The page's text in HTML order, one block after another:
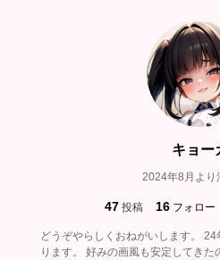
キョー
2024年8月より
47 投稿 16 フォロー
どうぞやらしくおねがいします。
ります。 好みの画風も安定してき